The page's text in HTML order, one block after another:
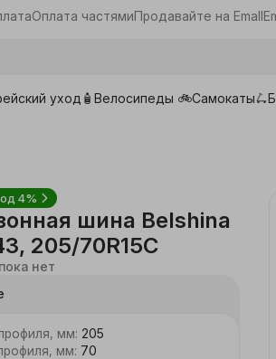
Оплата частямиПродавайте на Emall
уход🧴 Велосипеды 🚲Самокаты🛴
4%
шина Belshina
205/70R15C
нет
мм: 205
мм: 70